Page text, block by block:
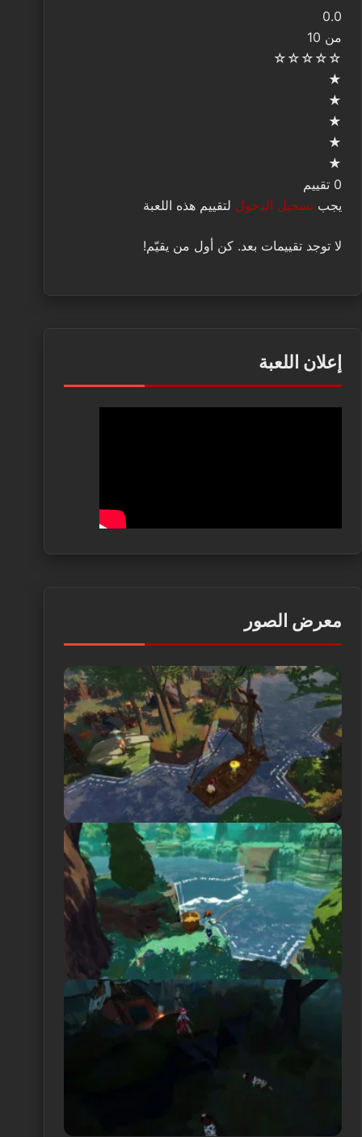
0.0
من 10
☆
☆
☆
☆
☆
★
★
★
★
★
0 تقييم
يجب تسجيل الدخول لتقييم هذه اللعبة
لا توجد تقييمات بعد. كن أول من يقيّم!
إعلان اللعبة
معرض الصور